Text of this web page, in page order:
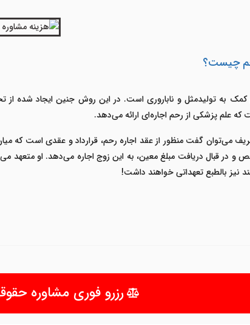
چیست؟
کمک به تولیدمثل و ناباروری است. در این روش جنین ایجاد
علم پزشکی از رحم اجاره‌ای ارائه می‌دهد.
می‌توان گفت منظور ازعقد اجاره رحم، قرارداد و عقدی است که
در قبال دریافت مبلغ معین، به این زوج اجاره می‌دهد. او متعهد
نیز بالطبع تعهداتی خواهند داشت!
رزرو فوری مشاوره